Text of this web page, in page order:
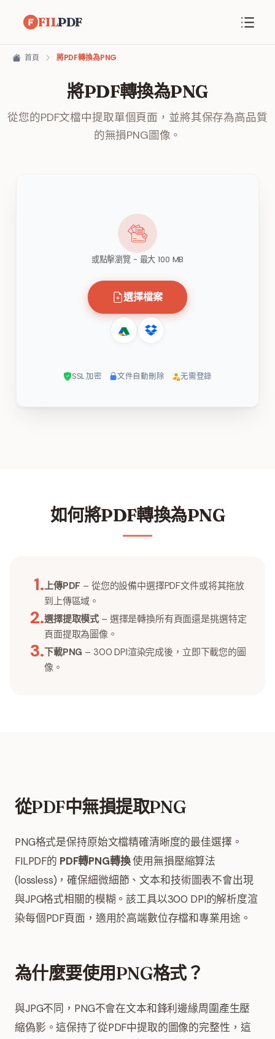
FILPDF
首頁 將PDF轉換為PNG
將PDF轉換為PNG
從您的PDF文檔中提取單個頁面，並將其保存為高品質
的無損PNG圖像。
或點擊瀏覽 - 最大 100 MB
選擇檔案
SSL 加密 文件自動刪除 无需登錄
如何將PDF轉換為PNG
1.上傳PDF – 從您的設備中選擇PDF文件或将其拖放
到上傳區域。
2.選擇提取模式 – 選擇是轉換所有頁面還是挑選特定
頁面提取為圖像。
3.下載PNG – 300 DPI渲染完成後，立即下載您的圖
像。
從PDF中無損提取PNG
PNG格式是保持原始文檔精確清晰度的最佳選擇。
FILPDF的 PDF轉PNG轉換使用無損壓縮算法
(lossless)，確保細微細節、文本和技術圖表不會出現
與JPG格式相關的模糊。該工具以300 DPI的解析度渲
染每個PDF頁面，適用於高端數位存檔和專業用途。
為什麼要使用PNG格式？
與JPG不同，PNG不會在文本和鋒利邊緣周圍產生壓
縮偽影。這保持了從PDF中提取的圖像的完整性，這